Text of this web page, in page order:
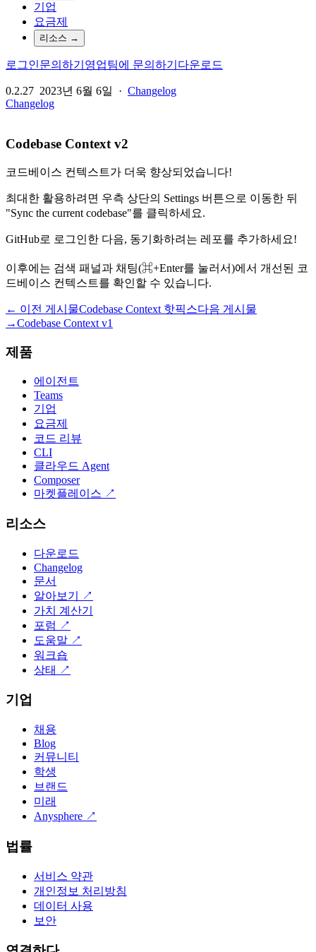
기업
요금제
리소스 →
로그인문의하기 영업팀에 문의하기 다운로드
0.2.27 2023년 6월 6일 · Changelog
Changelog
Codebase Context v2
코드베이스 컨텍스트가 더욱 향상되었습니다!
최대한 활용하려면 우측 상단의 Settings 버튼으로 이동한 뒤
"Sync the current codebase"를 클릭하세요.
GitHub로 로그인한 다음, 동기화하려는 레포를 추가하세요!
이후에는 검색 패널과 채팅(⌘+Enter를 눌러서)에서 개선된 코
드베이스 컨텍스트를 확인할 수 있습니다.
← 이전 게시물Codebase Context 핫픽스다음 게시물
→Codebase Context v1
제품
에이전트
Teams
기업
요금제
코드 리뷰
CLI
클라우드 Agent
Composer
마켓플레이스 ↗
리소스
다운로드
Changelog
문서
알아보기
↗
가치 계산기
포럼 ↗
도움말 ↗
워크숍
상태 ↗
기업
채용
Blog
커뮤니티
학생
브랜드
미래
Anysphere ↗
법률
서비스 약관
개인정보 처리방침
데이터 사용
보안